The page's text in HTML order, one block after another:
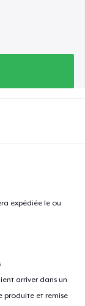
expédiée le ou
arriver dans un
produite et remise